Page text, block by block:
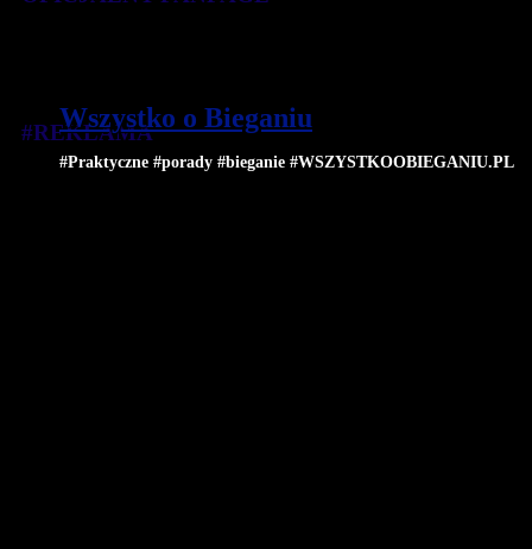
Wszystko o Bieganiu
#Praktyczne #porady #bieganie #WSZYSTKOOBIEGANIU.PL
#REKLAMA